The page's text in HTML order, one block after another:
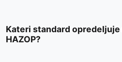
Kateri standard
HAZOP?